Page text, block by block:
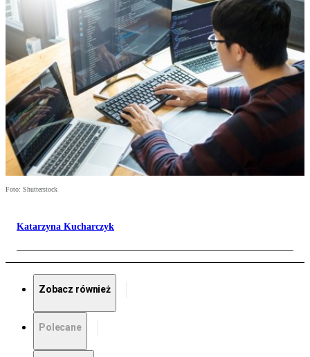
Foto: Shutterstock
Katarzyna Kucharczyk
Zobacz również
Polecane